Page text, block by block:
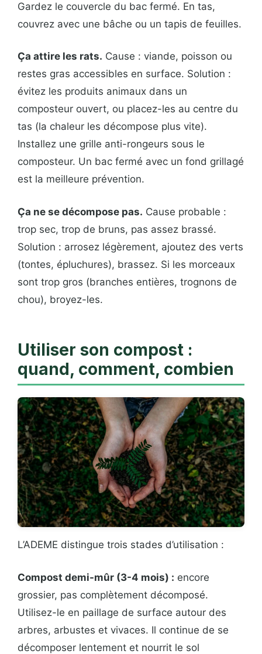
Gardez le couvercle du bac fermé. En tas,
couvrez avec une bâche ou un tapis de feuilles.
Ça attire les rats. Cause : viande, poisson ou
restes gras accessibles en surface. Solution :
évitez les produits animaux dans un
composteur ouvert, ou placez-les au centre du
tas (la chaleur les décompose plus vite).
Installez une grille anti-rongeurs sous le
composteur. Un bac fermé avec un fond grillagé
est la meilleure prévention.
Ça ne se décompose pas. Cause probable :
trop sec, trop de bruns, pas assez brassé.
Solution : arrosez légèrement, ajoutez des verts
(tontes, épluchures), brassez. Si les morceaux
sont trop gros (branches entières, trognons de
chou), broyez-les.
Utiliser son compost :
quand, comment, combien
L’ADEME distingue trois stades d’utilisation :
Compost demi-mûr (3-4 mois) : encore
grossier, pas complètement décomposé.
Utilisez-le en paillage de surface autour des
arbres, arbustes et vivaces. Il continue de se
décomposer lentement et nourrit le sol